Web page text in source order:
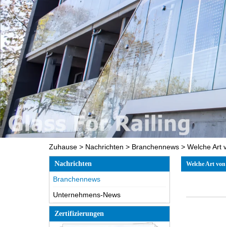
Zuhause > Nachrichten > Branchennews > Welche Art
Nachrichten
Branchennews
Unternehmens-News
Zertifizierungen
Welche Art